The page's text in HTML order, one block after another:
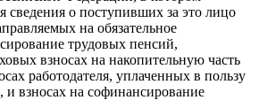
сведения о поступивших за это лицо
на обязательное
трудовых пенсий,
взносах на накопительную часть
работодателя, уплаченных в пользу
и взносах на софинансирование